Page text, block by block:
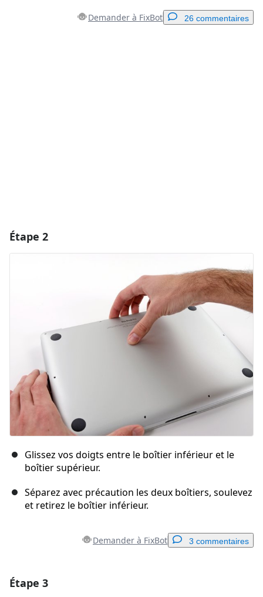
Demander à FixBot 26 commentaires
Étape 2
Glissez vos doigts entre le boîtier inférieur et le
boîtier supérieur.
Séparez avec précaution les deux boîtiers, soulevez
et retirez le boîtier inférieur.
Demander à FixBot 3 commentaires
Étape 3